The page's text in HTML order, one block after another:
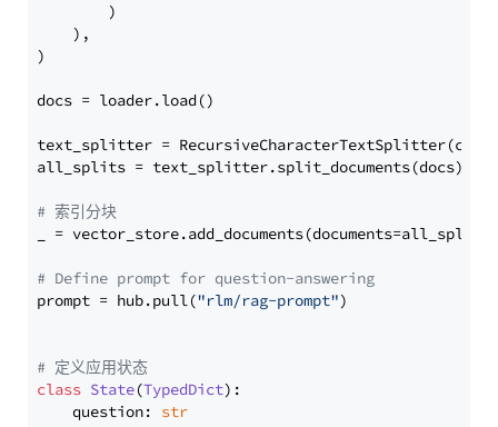
        )
    ),
)
docs = loader.load()
text_splitter =
all_splits = text_splitter.split_documents(docs)
# 索引分块
_ = vector_store.add_documents(documents=all_splits)
# Define prompt for question-answering
prompt = hub.pull("rlm/rag-prompt")
# 定义应用状态
class State(TypedDict):
    question:
str